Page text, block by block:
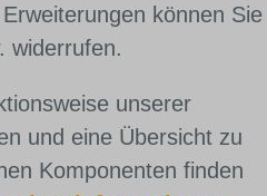
können Sie
widerrufen.
unserer
und eine Übersicht zu
Komponenten finden